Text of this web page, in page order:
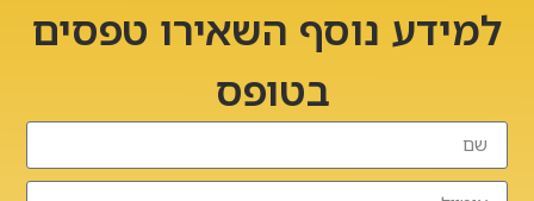
למידע נוסף השאירו טפסים
בטופס